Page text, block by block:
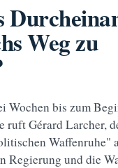
Weg zu
Wochen bis zum
ruft Gérard Larcher,
Waffenruhe"
Regierung und die